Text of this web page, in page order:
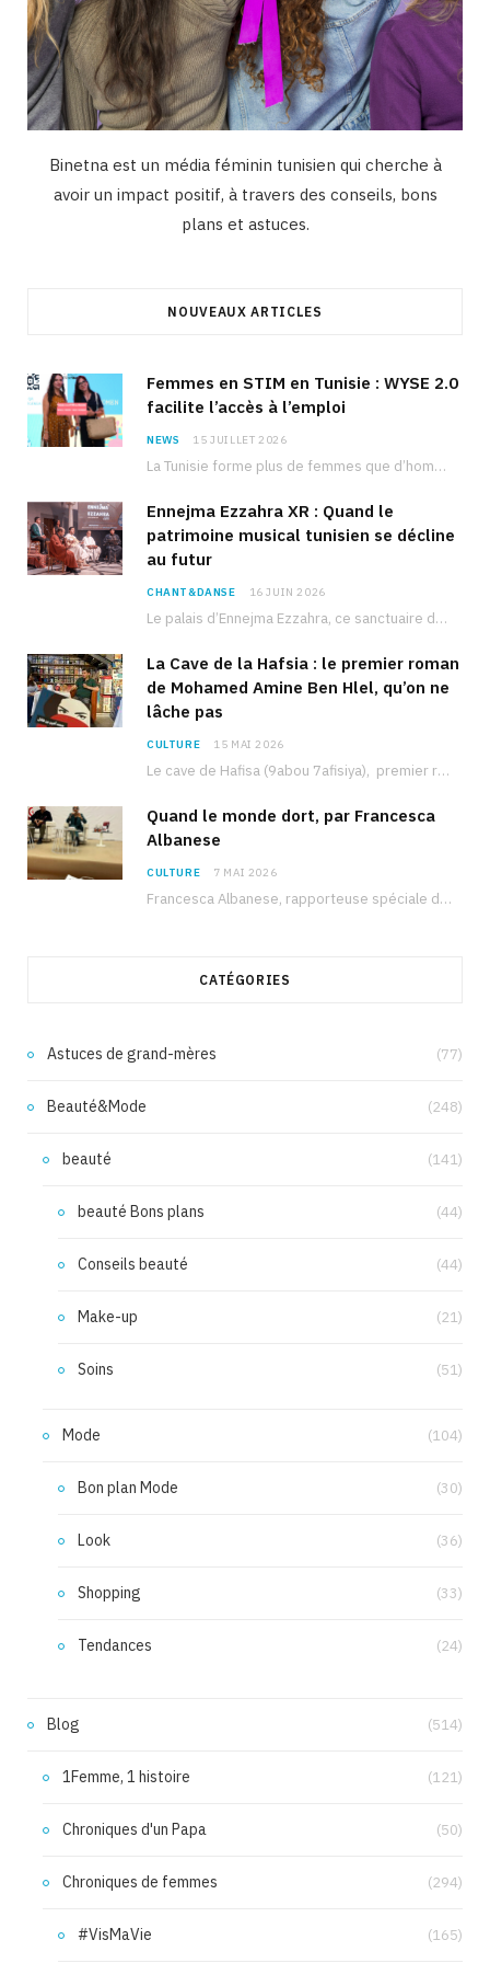
Binetna est un média féminin tunisien qui cherche à
avoir un impact positif, à travers des conseils, bons
plans et astuces.
NOUVEAUX ARTICLES
Femmes en STIM en Tunisie : WYSE 2.0
facilite l’accès à l’emploi
NEWS 15 JUILLET 2026
La Tunisie forme plus de femmes que d’hommes dans les filières scientifiques. Pourtant, pour beaucoup…
Ennejma Ezzahra XR : Quand le
patrimoine musical tunisien se décline
au futur
CHANT&DANSE 16 JUIN 2026
Le palais d’Ennejma Ezzahra, ce sanctuaire de la musique tunisienne et méditerranéenne construit par le…
La Cave de la Hafsia : le premier roman
de Mohamed Amine Ben Hlel, qu’on ne
lâche pas
CULTURE 15 MAI 2026
Le cave de Hafisa (9abou 7afisiya), premier roman du journaliste tunisien Mohamed Amine Ben Hlel,…
Quand le monde dort, par Francesca
Albanese
CULTURE 7 MAI 2026
Francesca Albanese, rapporteuse spéciale de l’ONU sur les territoires palestiniens occupés, était à Tunis pour…
CATÉGORIES
Astuces de grand-mères (77)
Beauté&Mode (248)
beauté (141)
beauté Bons plans (44)
Conseils beauté (44)
Make-up (21)
Soins (51)
Mode (104)
Bon plan Mode (30)
Look (36)
Shopping (33)
Tendances (24)
Blog (514)
1Femme, 1 histoire (121)
Chroniques d'un Papa (50)
Chroniques de femmes (294)
#VisMaVie (165)